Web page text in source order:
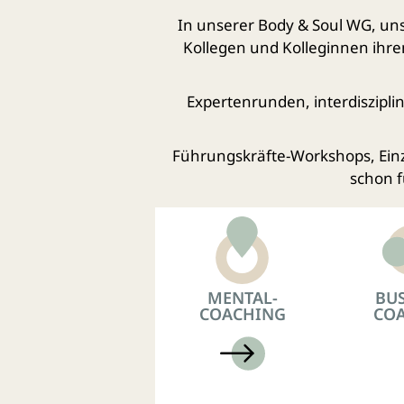
In unserer Body & Soul WG,
Kollegen und Kolleginnen
Expertenrunden,
Führungskräfte-Workshops,
schon
MENTAL-
COACHING